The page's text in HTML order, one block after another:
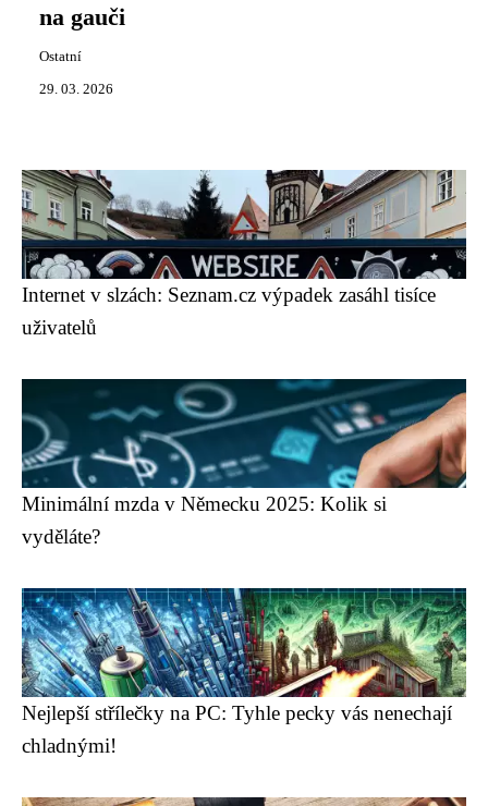
na gauči
Ostatní
29. 03. 2026
Internet v slzách: Seznam.cz výpadek zasáhl tisíce
uživatelů
Minimální mzda v Německu 2025: Kolik si
vyděláte?
Nejlepší střílečky na PC: Tyhle pecky vás nenechají
chladnými!